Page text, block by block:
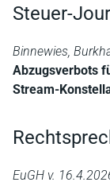
Steuer-
Binnewies,
Abzugsverbots
Stream-
EuGH v.